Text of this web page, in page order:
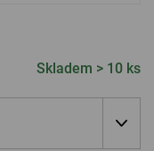
Skladem > 10 ks